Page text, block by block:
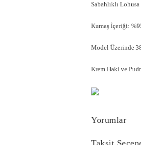
Sabahlıklı
Kumaş İçeriği:
Model Üzerinde
Krem Haki ve
Yorumlar
Taksit